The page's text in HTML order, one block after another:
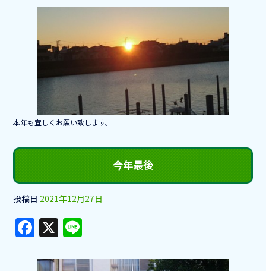
c
e
b
o
o
k
e
本年も宜しくお願い致します。
今年最後
投稿日 2021年12月27日
F
a
c
X
e